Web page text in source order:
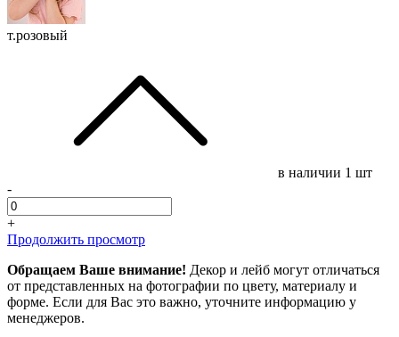
т.розовый
в наличии 1 шт
-
+
Продолжить просмотр
Обращаем Ваше внимание! Декор и лейб могут отличаться
от представленных на фотографии по цвету, материалу и
форме. Если для Вас это важно, уточните информацию у
менеджеров.